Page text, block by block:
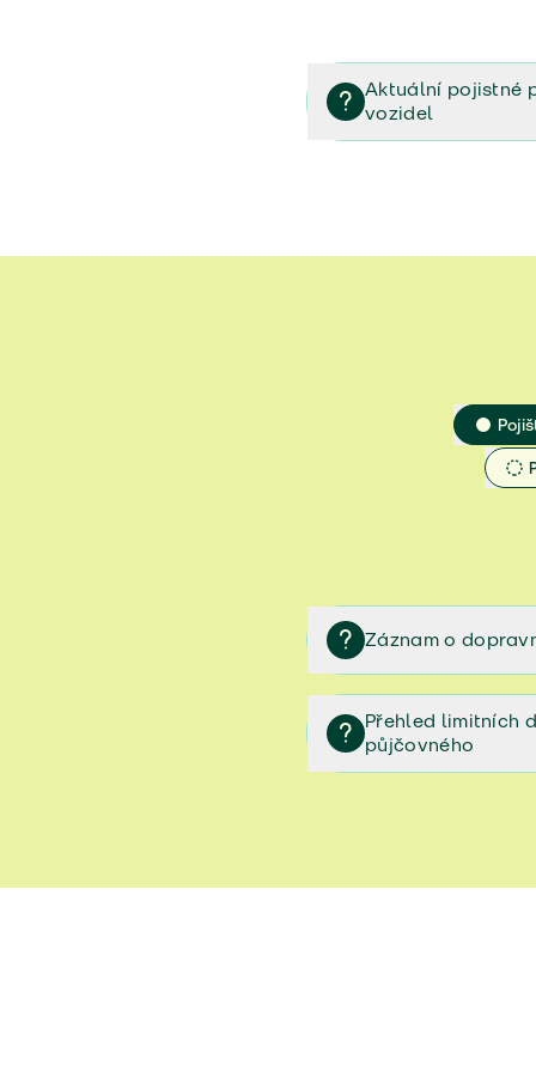
Aktuální pojistné
vozidel
Veřejný příslib -
Záznam o
Záznam o dopravní
Přehled limitních
půjčovného